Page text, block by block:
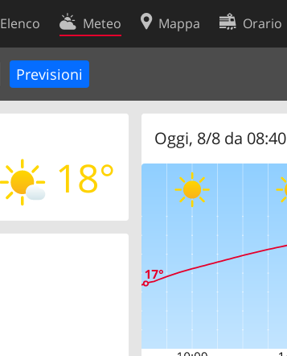
Elenco Meteo Mappa Orario
18°
Oggi, 8/8 da 08:40
Contatti
Condizioni d’uso